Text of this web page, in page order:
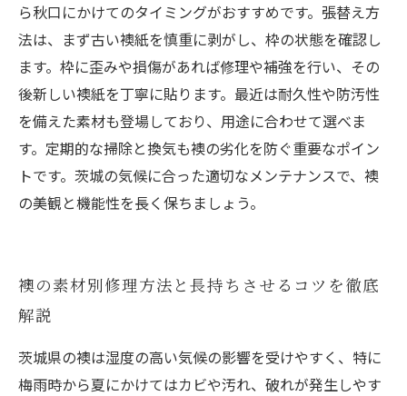
ら秋口にかけてのタイミングがおすすめです。張替え方
法は、まず古い襖紙を慎重に剥がし、枠の状態を確認し
ます。枠に歪みや損傷があれば修理や補強を行い、その
後新しい襖紙を丁寧に貼ります。最近は耐久性や防汚性
を備えた素材も登場しており、用途に合わせて選べま
す。定期的な掃除と換気も襖の劣化を防ぐ重要なポイン
トです。茨城の気候に合った適切なメンテナンスで、襖
の美観と機能性を長く保ちましょう。
襖の素材別修理方法と長持ちさせるコツを徹底
解説
茨城県の襖は湿度の高い気候の影響を受けやすく、特に
梅雨時から夏にかけてはカビや汚れ、破れが発生しやす